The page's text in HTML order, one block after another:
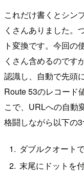
これだけ書くとシン
くさんありました。
ト変換です。今回の
くさん含めるのです
認識し、自動で先頭
Route 53のレコード
こで、URLへの自動
格闘しながら以下の3
ダブルクオート
末尾にドットを